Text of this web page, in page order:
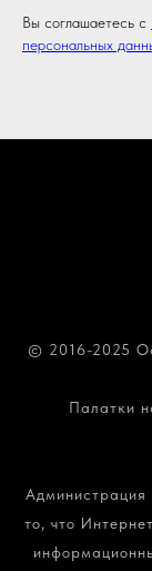
Вы соглашаетесь с
персональных
© 2016-2025
Палатки
то, что